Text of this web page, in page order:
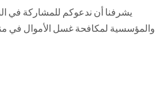
يشرفنا أن ندعوكم للمشاركة في
والمؤسسية لمكافحة غسل الأموال في